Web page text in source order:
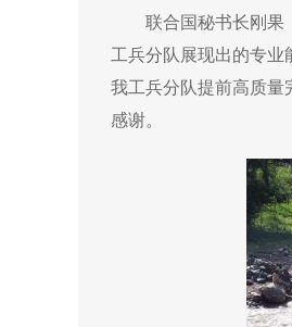
联合国秘书长刚果
工兵分队展现出的专业
我工兵分队提前高质量
感谢。